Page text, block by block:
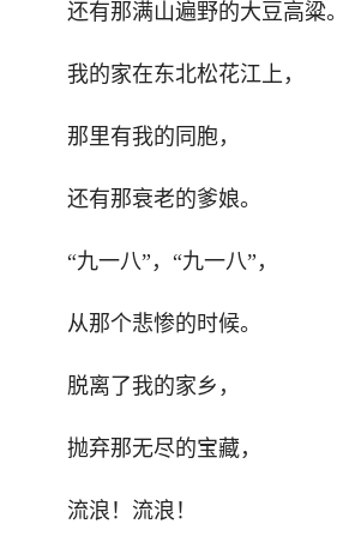
还有那满山遍野的大豆高粱。
我的家在东北松花江上，
那里有我的同胞，
还有那衰老的爹娘。
“九一八”，“九一八”，
从那个悲惨的时候。
脱离了我的家乡，
抛弃那无尽的宝藏，
流浪！流浪！